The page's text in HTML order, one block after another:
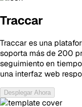
Traccar
Traccar es una
soporta más de 200
seguimiento en
una interfaz web
Desplegar Ahora